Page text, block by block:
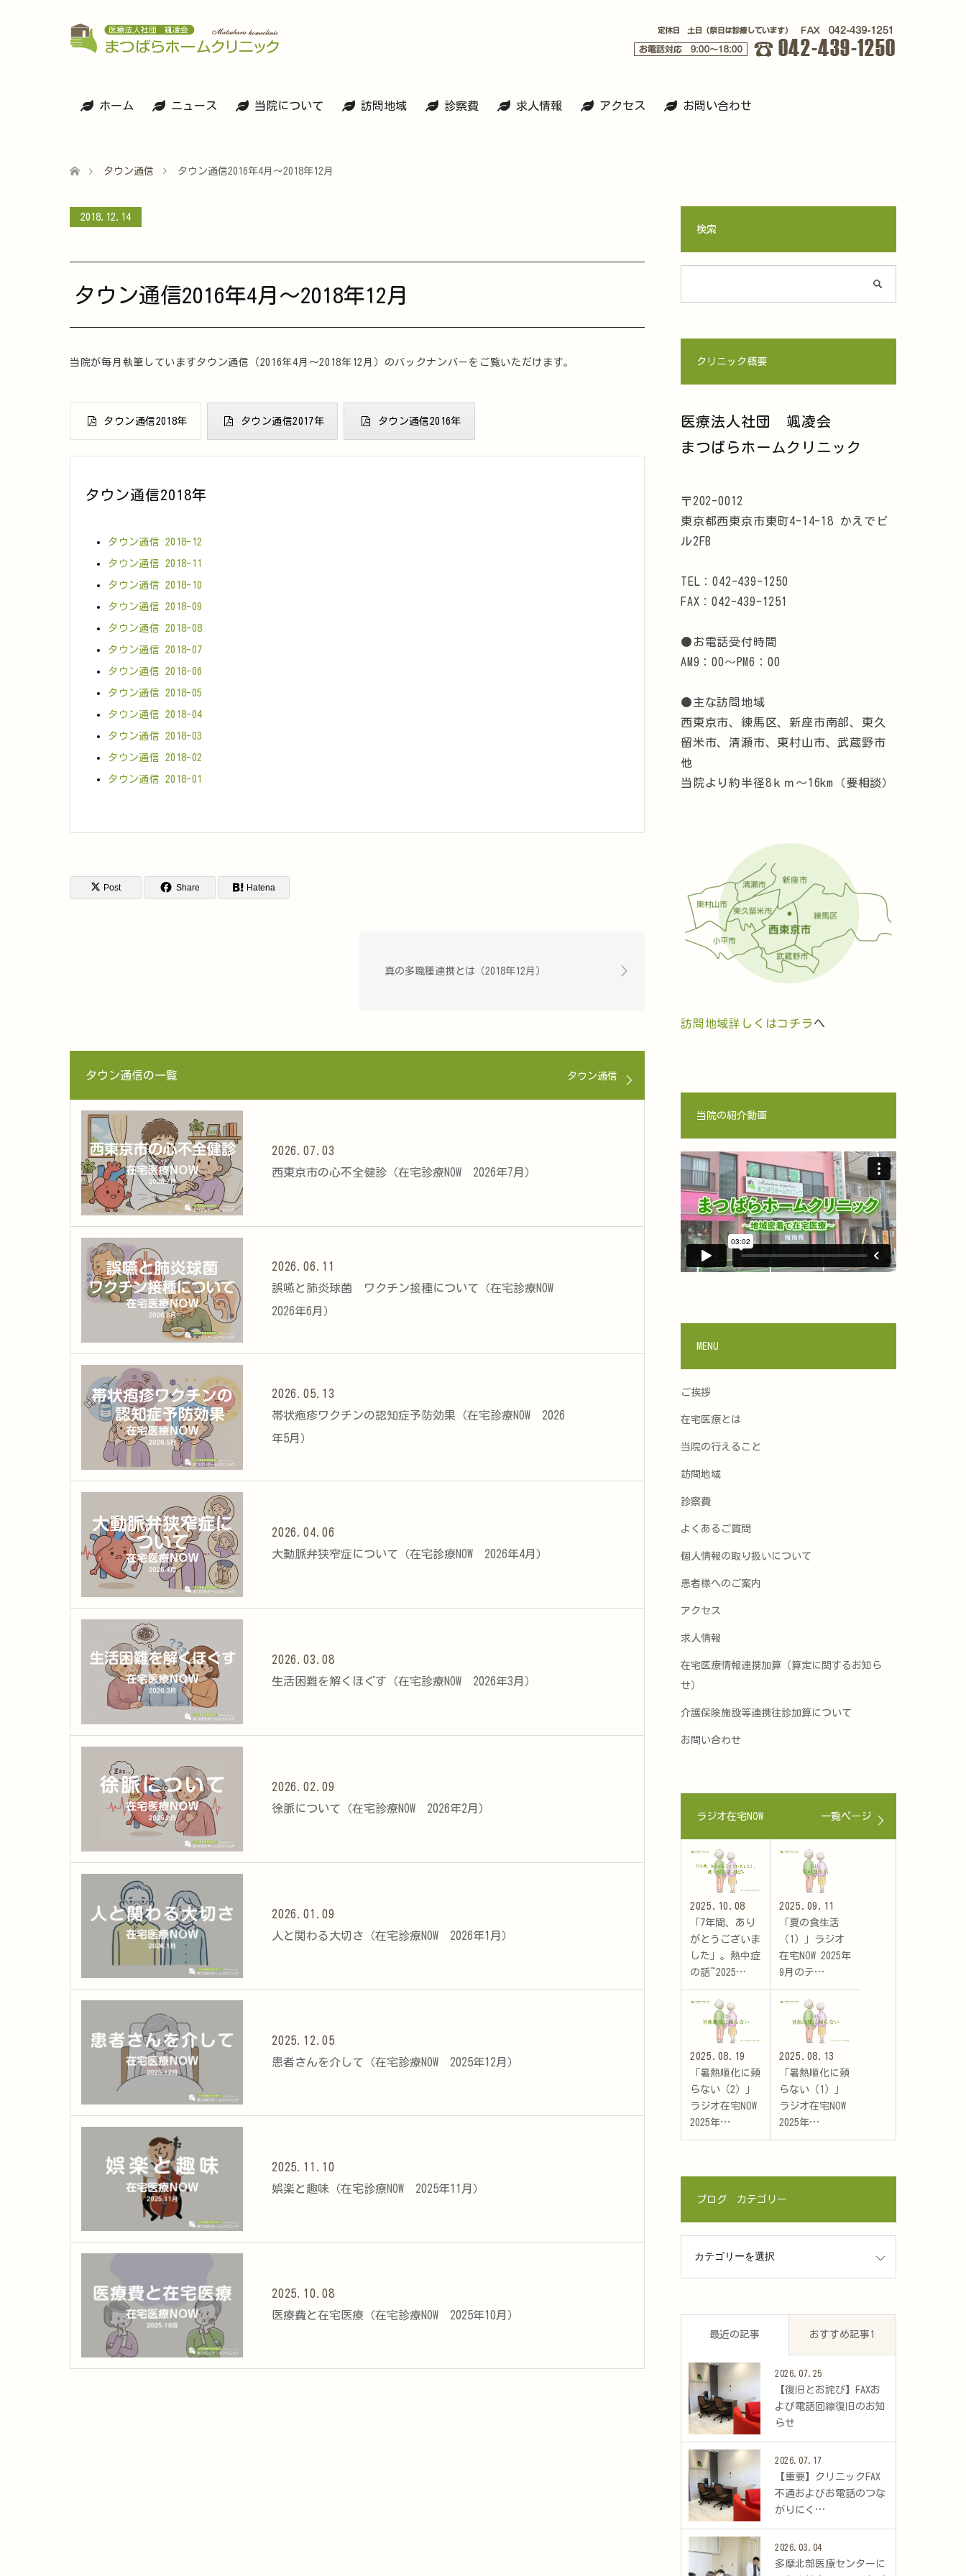
ホーム ニュース 当院について 訪問地域 診察費 求人情報 アクセス お問い合わせ
タウン通信 タウン通信2016年4月～2018年12月
2018.12.14
タウン通信2016年4月～2018年12月
当院が毎月執筆していますタウン通信（2016年4月～2018年12月）のバックナンバーをご覧いただけます。
タウン通信2018年 タウン通信2017年 タウン通信2016年
タウン通信2018年
タウン通信 2018-12
タウン通信 2018-11
タウン通信 2018-10
タウン通信 2018-09
タウン通信 2018-08
タウン通信 2018-07
タウン通信 2018-06
タウン通信 2018-05
タウン通信 2018-04
タウン通信 2018-03
タウン通信 2018-02
タウン通信 2018-01
Post Share Hatena
真の多職種連携とは（2018年12月）
タウン通信の一覧 タウン通信
2026.07.03
西東京市の心不全健診（在宅診療NOW 2026年7月）
2026.06.11
誤嚥と肺炎球菌 ワクチン接種について（在宅診療NOW
2026年6月）
2026.05.13
帯状疱疹ワクチンの認知症予防効果（在宅診療NOW 2026
年5月）
2026.04.06
大動脈弁狭窄症について（在宅診療NOW 2026年4月）
2026.03.08
生活困難を解くほぐす（在宅診療NOW 2026年3月）
2026.02.09
徐脈について（在宅診療NOW 2026年2月）
2026.01.09
人と関わる大切さ（在宅診療NOW 2026年1月）
2025.12.05
患者さんを介して（在宅診療NOW 2025年12月）
2025.11.10
娯楽と趣味（在宅診療NOW 2025年11月）
2025.10.08
医療費と在宅医療（在宅診療NOW 2025年10月）
検索
クリニック概要
医療法人社団 颯凌会
まつばらホームクリニック
〒202-0012
東京都西東京市東町4-14-18 かえでビ
ル2FB
TEL：042-439-1250
FAX：042-439-1251
●お電話受付時間
AM9：00～PM6：00
●主な訪問地域
西東京市、練馬区、新座市南部、東久
留米市、清瀬市、東村山市、武蔵野市
他
当院より約半径8ｋｍ～16km（要相談）
訪問地域詳しくはコチラ へ
当院の紹介動画
MENU
ご挨拶
在宅医療とは
当院の行えること
訪問地域
診察費
よくあるご質問
個人情報の取り扱いについて
患者様へのご案内
アクセス
求人情報
在宅医療情報連携加算（算定に関するお知ら
せ）
介護保険施設等連携往診加算について
お問い合わせ
ラジオ在宅NOW 一覧ページ
2025.10.08
「7年間、あり
がとうございま
した」。熱中症
の話~2025…
2025.09.11
「夏の食生活
（1）」ラジオ
在宅NOW 2025年
9月のテ…
2025.08.19
「暑熱順化に頼
らない（2）」
ラジオ在宅NOW
2025年…
2025.08.13
「暑熱順化に頼
らない（1）」
ラジオ在宅NOW
2025年…
ブログ カテゴリー
最近の記事 おすすめ記事1
2026.07.25
​【復旧とお詫び】FAXお
よび電話回線復旧のお知
らせ
2026.07.17
​【重要】クリニックFAX
不通およびお電話のつな
がりにく…
2026.03.04
多摩北部医療センターに